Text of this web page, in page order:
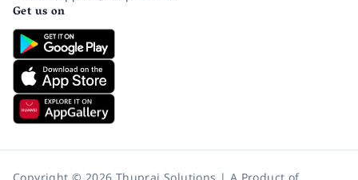
Get us on